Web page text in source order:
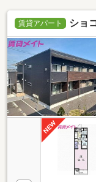
賃貸アパート ショ